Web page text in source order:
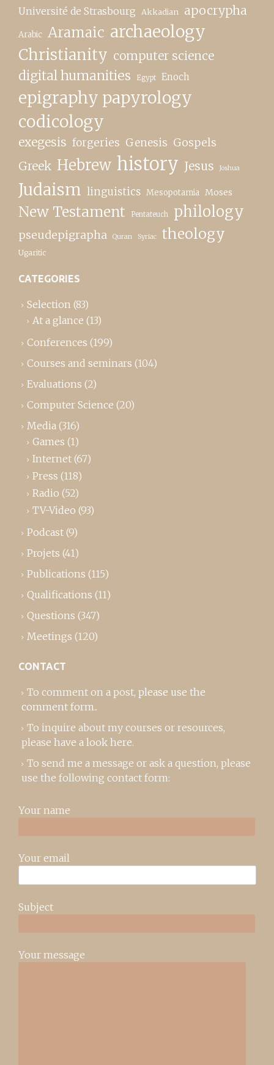
Université de Strasbourg Akkadian apocrypha
Arabic Aramaic archaeology
Christianity computer science
digital humanities Egypt Enoch
epigraphy papyrology
codicology
exegesis forgeries Genesis Gospels
Greek Hebrew history Jesus Joshua
Judaism linguistics Mesopotamia Moses
New Testament Pentateuch philology
pseudepigrapha Quran Syriac theology
Ugaritic
CATEGORIES
Selection (83)
At a glance (13)
Conferences (199)
Courses and seminars (104)
Evaluations (2)
Computer Science (20)
Media (316)
Games (1)
Internet (67)
Press (118)
Radio (52)
TV-Video (93)
Podcast (9)
Projets (41)
Publications (115)
Qualifications (11)
Questions (347)
Meetings (120)
CONTACT
To comment on a post, please use the
comment form..
To inquire about my courses or resources,
please have a look here.
To send me a message or ask a question, please
use the following contact form:
Your name
Your email
Subject
Your message